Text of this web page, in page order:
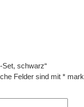
schwarz“
Felder sind mit *